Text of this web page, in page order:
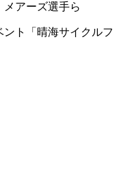
アーズ選手ら
ト「晴海サイクルフ